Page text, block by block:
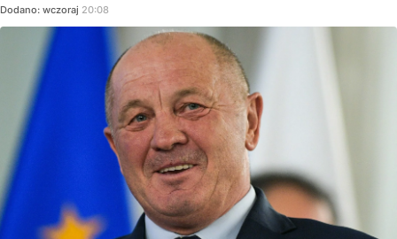
Dodano: wczoraj 20:08